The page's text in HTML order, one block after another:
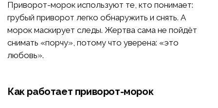
Приворот-морок используют те, кто понимает:
грубый приворот легко обнаружить и снять. А
морок маскирует следы. Жертва сама не пойдёт
снимать «порчу», потому что уверена: «это
любовь».
Как работает приворот-морок